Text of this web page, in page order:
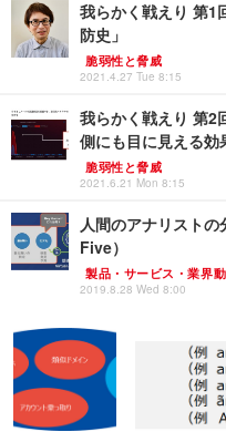
我らかく戦えり 第1
防史」
脆弱性と脅威
2021.4.27 Tue 8:15
我らかく戦えり 第2
側にも目に見える効
脆弱性と脅威
2021.6.21 Mon 8:15
人間のアナリスト
Five）
製品・サービス・業界
2019.8.28 Wed 8:00